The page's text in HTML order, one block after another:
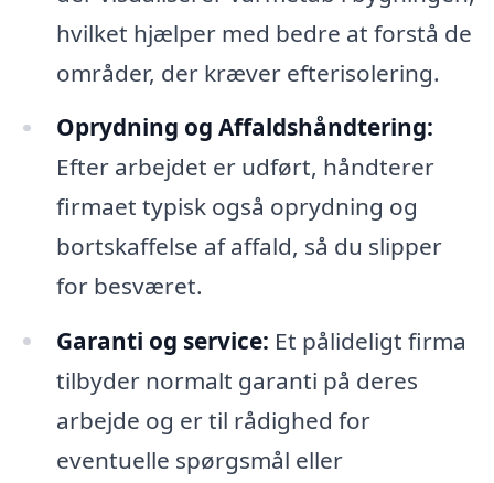
hvilket hjælper med bedre at forstå de
områder, der kræver efterisolering.
Oprydning og Affaldshåndtering:
Efter arbejdet er udført, håndterer
firmaet typisk også oprydning og
bortskaffelse af affald, så du slipper
for besværet.
Garanti og service: Et pålideligt firma
tilbyder normalt garanti på deres
arbejde og er til rådighed for
eventuelle spørgsmål eller